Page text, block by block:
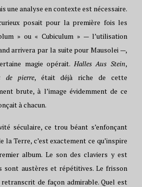
une analyse en contexte est nécessaire.
posait pour la première fois les
» ou « Cubiculum » — l’utilisation
arrivera par la suite pour Mausolei —,
magie opérait. Halles Aus Stein,
de pierre, était déjà riche de cette
brute, à l’image évidemment de ce
à chacun.
séculaire, ce trou béant s’enfonçant
la Terre, c’est exactement ce qu’inspire
album. Le son des claviers y est
sont austères et répétitives. Le frisson
de façon admirable. Quel est